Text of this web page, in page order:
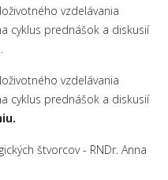
vzdelávania
cyklus prednášok a diskusií
vzdelávania
cyklus prednášok a diskusií
štvorcov - RNDr. Anna